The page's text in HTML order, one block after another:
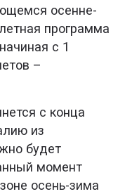
осенне-
программа
с 1
–
с конца
из
будет
момент
осень-зима